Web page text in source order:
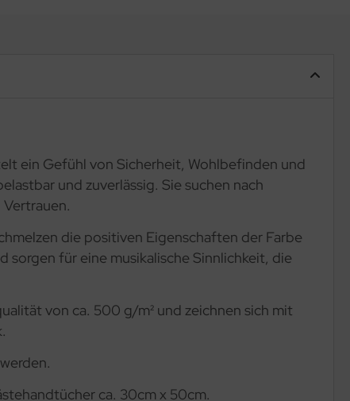
ein Gefühl von Sicherheit, Wohlbefinden und
und zuverlässig. Sie suchen nach
die positiven Eigenschaften der Farbe
für eine musikalische Sinnlichkeit, die
von ca. 500 g/m² und zeichnen sich mit
ca. 30cm x 50cm.